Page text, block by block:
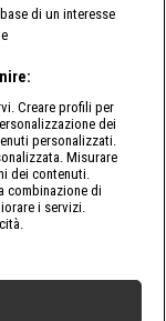
di un interesse
Creare profili per
dei
personalizzati.
Misurare
dei contenuti.
combinazione di
i servizi.